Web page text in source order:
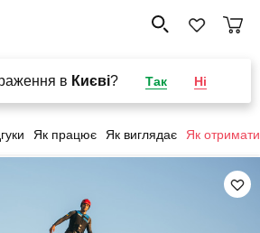
в Києві? Так Ні
Як працює Як виглядає Як отримати